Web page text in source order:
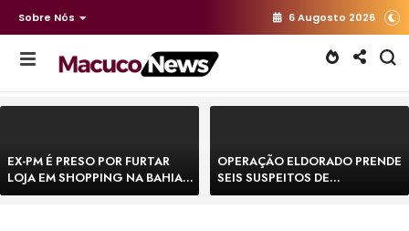
Sobre Nós 6 Augosto 2026
EX-PM É PRESO POR FURTAR
LOJA EM SHOPPING NA BAHIA E
ESCAPA CORRENDO DE
OPERAÇÃO ELDORADO PRENDE
SEIS SUSPEITOS DE
MOVIMENTAR R$ 25 MILHÕES